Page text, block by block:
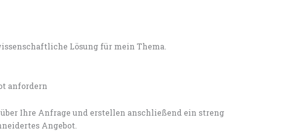
Lösung für mein Thema.
anfordern
Ihre Anfrage und erstellen anschließend ein streng
Angebot.